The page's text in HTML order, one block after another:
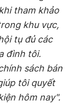
tham khảo
khu vực,
tụ đủ các
đình tôi.
sách bán
tôi quyết
hôm nay".